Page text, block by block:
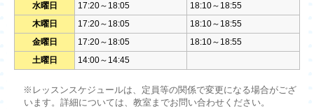
水曜日
17:20～18:05
18:10～18:55
木曜日
17:20～18:05
18:10～18:55
金曜日
17:20～18:05
18:10～18:55
土曜日
14:00～14:45
※レッスンスケジュールは、定員等の関係で変更になる場合がござ
います。詳細については、教室までお問い合わせください。